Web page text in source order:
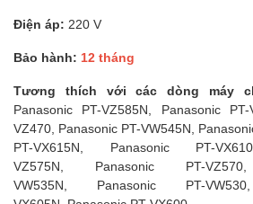
Điện áp: 220 V
Bảo hành: 12 tháng
Tương thích với các dòng máy
Panasonic PT-VZ585N, Panasonic
VZ470, Panasonic PT-VW545N,
PT-VX615N, Panasonic PT-
VZ575N, Panasonic PT-
VW535N, Panasonic PT-